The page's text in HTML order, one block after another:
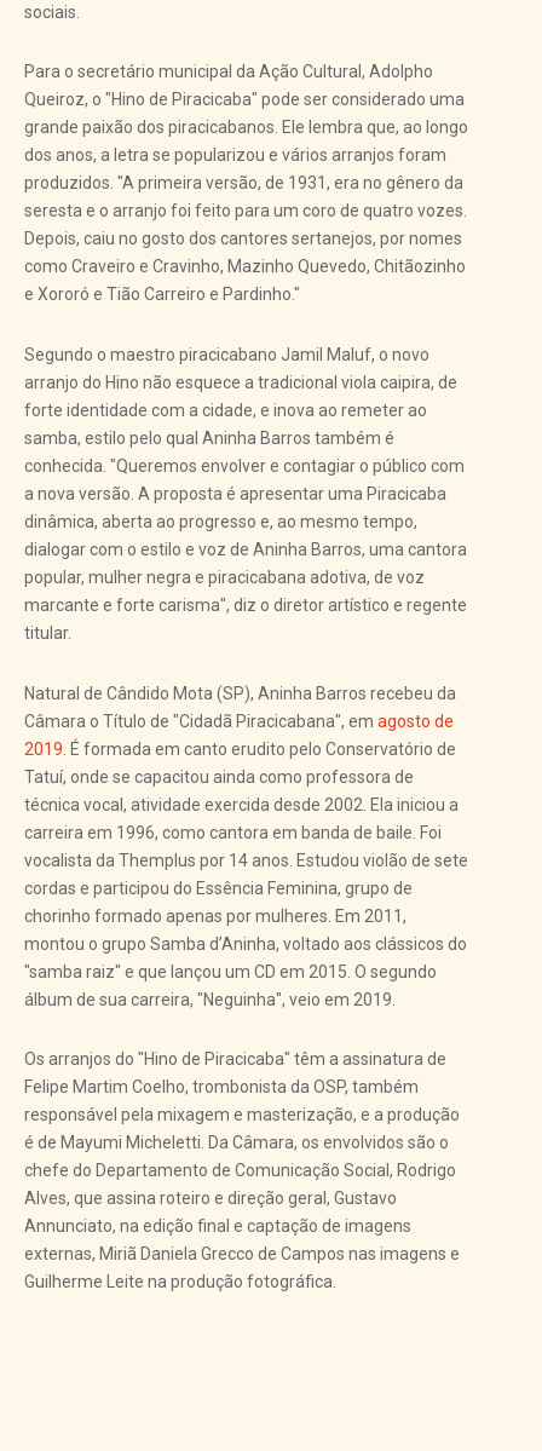
sociais.
Para o secretário municipal da Ação Cultural, Adolpho
Queiroz, o "Hino de Piracicaba" pode ser considerado uma
grande paixão dos piracicabanos. Ele lembra que, ao longo
dos anos, a letra se popularizou e vários arranjos foram
produzidos. "A primeira versão, de 1931, era no gênero da
seresta e o arranjo foi feito para um coro de quatro vozes.
Depois, caiu no gosto dos cantores sertanejos, por nomes
como Craveiro e Cravinho, Mazinho Quevedo, Chitãozinho
e Xororó e Tião Carreiro e Pardinho."
Segundo o maestro piracicabano Jamil Maluf, o novo
arranjo do Hino não esquece a tradicional viola caipira, de
forte identidade com a cidade, e inova ao remeter ao
samba, estilo pelo qual Aninha Barros também é
conhecida. "Queremos envolver e contagiar o público com
a nova versão. A proposta é apresentar uma Piracicaba
dinâmica, aberta ao progresso e, ao mesmo tempo,
dialogar com o estilo e voz de Aninha Barros, uma cantora
popular, mulher negra e piracicabana adotiva, de voz
marcante e forte carisma", diz o diretor artístico e regente
titular.
Natural de Cândido Mota (SP), Aninha Barros recebeu da
Câmara o Título de "Cidadã Piracicabana", em agosto de
2019 . É formada em canto erudito pelo Conservatório de
Tatuí, onde se capacitou ainda como professora de
técnica vocal, atividade exercida desde 2002. Ela iniciou a
carreira em 1996, como cantora em banda de baile. Foi
vocalista da Themplus por 14 anos. Estudou violão de sete
cordas e participou do Essência Feminina, grupo de
chorinho formado apenas por mulheres. Em 2011,
montou o grupo Samba d’Aninha, voltado aos clássicos do
"samba raiz" e que lançou um CD em 2015. O segundo
álbum de sua carreira, "Neguinha", veio em 2019.
Os arranjos do "Hino de Piracicaba" têm a assinatura de
Felipe Martim Coelho, trombonista da OSP, também
responsável pela mixagem e masterização, e a produção
é de Mayumi Micheletti. Da Câmara, os envolvidos são o
chefe do Departamento de Comunicação Social, Rodrigo
Alves, que assina roteiro e direção geral, Gustavo
Annunciato, na edição final e captação de imagens
externas, Miriã Daniela Grecco de Campos nas imagens e
Guilherme Leite na produção fotográfica.